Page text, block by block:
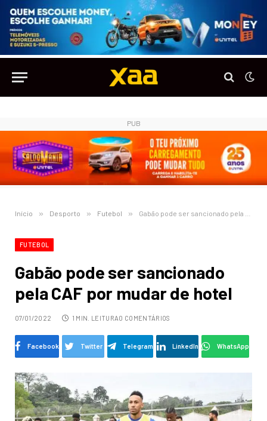
PUB
Início » Desporto » Futebol » Gabão pode ser sancionado pela CAF por mudar de hotel
FUTEBOL
Gabão pode ser sancionado
pela CAF por mudar de hotel
07/01/2022 1 MIN. LEITURA0 COMENTÁRIOS
Facebook Twitter Telegram LinkedIn WhatsApp